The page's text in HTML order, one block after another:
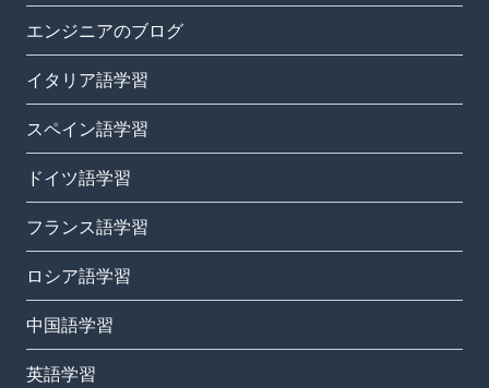
エンジニアのブログ
イタリア語学習
スペイン語学習
ドイツ語学習
フランス語学習
ロシア語学習
中国語学習
英語学習